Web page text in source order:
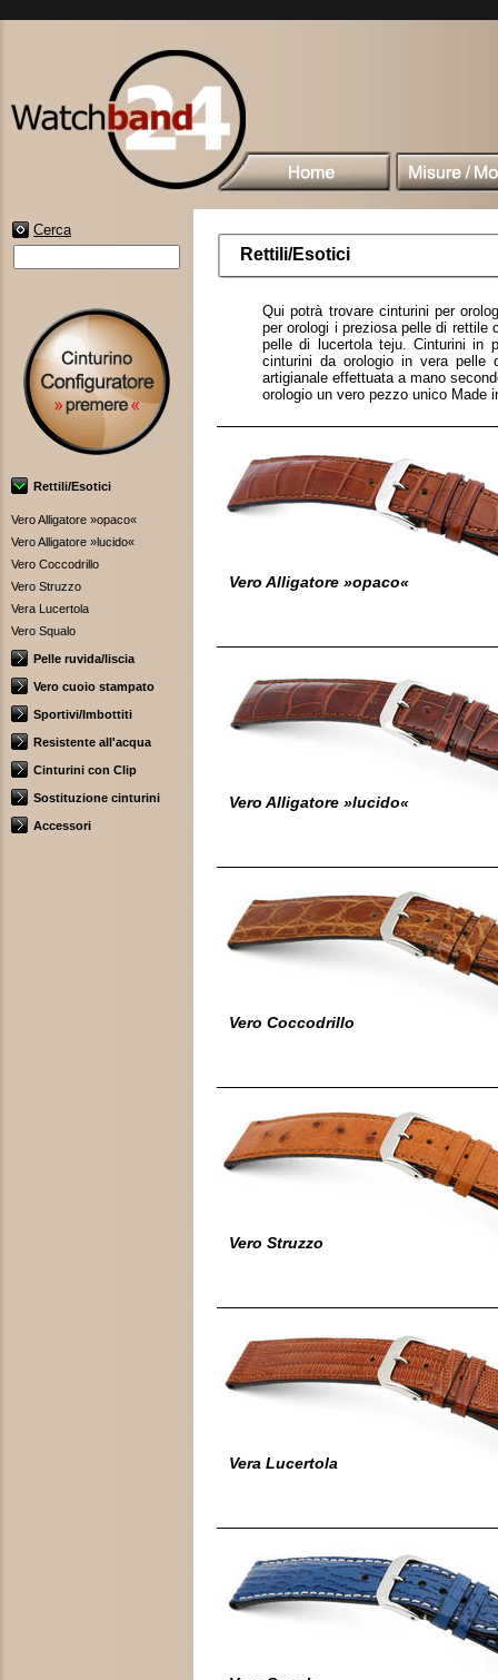
Cerca
Rettili/Esotici
Vero Alligatore »opaco«
Vero Alligatore »lucido«
Vero Coccodrillo
Vero Struzzo
Vera Lucertola
Vero Squalo
Pelle ruvida/liscia
Vero cuoio stampato
Sportivi/Imbottiti
Resistente all'acqua
Cinturini con Clip
Sostituzione cinturini
Accessori
Rettili/Esotici
Qui potrà trovare cinturini per
per orologi i preziosa pelle di rettile
pelle di lucertola teju. Cinturini in
cinturini da orologio in vera pelle
artigianale effettuata a mano
orologio un vero pezzo unico Made
Vero Alligatore »opaco«
Vero Alligatore »lucido«
Vero Coccodrillo
Vero Struzzo
Vera Lucertola